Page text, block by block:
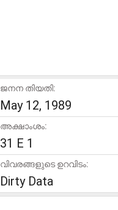
ജനന തിയതി:
May 12, 1989
അക്ഷാംശം:
31 E 1
വിവരങ്ങളുടെ ഉറവിടം:
Dirty Data